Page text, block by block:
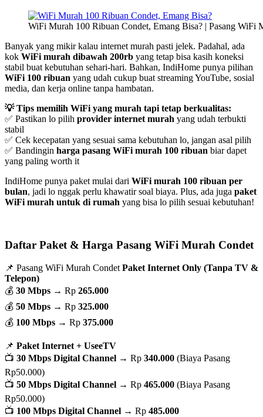
WiFi Murah 100 Ribuan Condet, Emang Bisa? | Pasang WiFi
Banyak yang mikir kalau internet murah pasti jelek. Padahal, ada
kok WiFi murah dibawah 200rb yang tetap bisa kasih koneksi
stabil buat kebutuhan sehari-hari. Bahkan, IndiHome punya pilihan
WiFi 100 ribuan yang udah cukup buat streaming YouTube, sosial
media, dan kerja online tanpa hambatan.
💡 Tips memilih WiFi yang murah tapi tetap berkualitas:
✅ Pastikan lo pilih provider internet murah yang udah terbukti
stabil
✅ Cek kecepatan yang sesuai sama kebutuhan lo, jangan asal pilih
✅ Bandingin harga pasang WiFi murah 100 ribuan biar dapet
yang paling worth it
IndiHome punya paket mulai dari WiFi murah 100 ribuan per
bulan, jadi lo nggak perlu khawatir soal biaya. Plus, ada juga paket
WiFi murah untuk di rumah yang bisa lo pilih sesuai kebutuhan!
Daftar Paket & Harga Pasang WiFi Murah Condet
📌 Pasang WiFi Murah Condet Paket Internet Only (Tanpa TV &
Telepon)
💰 30 Mbps → Rp 265.000
💰 50 Mbps → Rp 325.000
💰 100 Mbps → Rp 375.000
📌 Paket Internet + UseeTV
📺 30 Mbps Digital Channel → Rp 340.000 (Biaya Pasang
Rp50.000)
📺 50 Mbps Digital Channel → Rp 465.000 (Biaya Pasang
Rp50.000)
📺 100 Mbps Digital Channel → Rp 485.000